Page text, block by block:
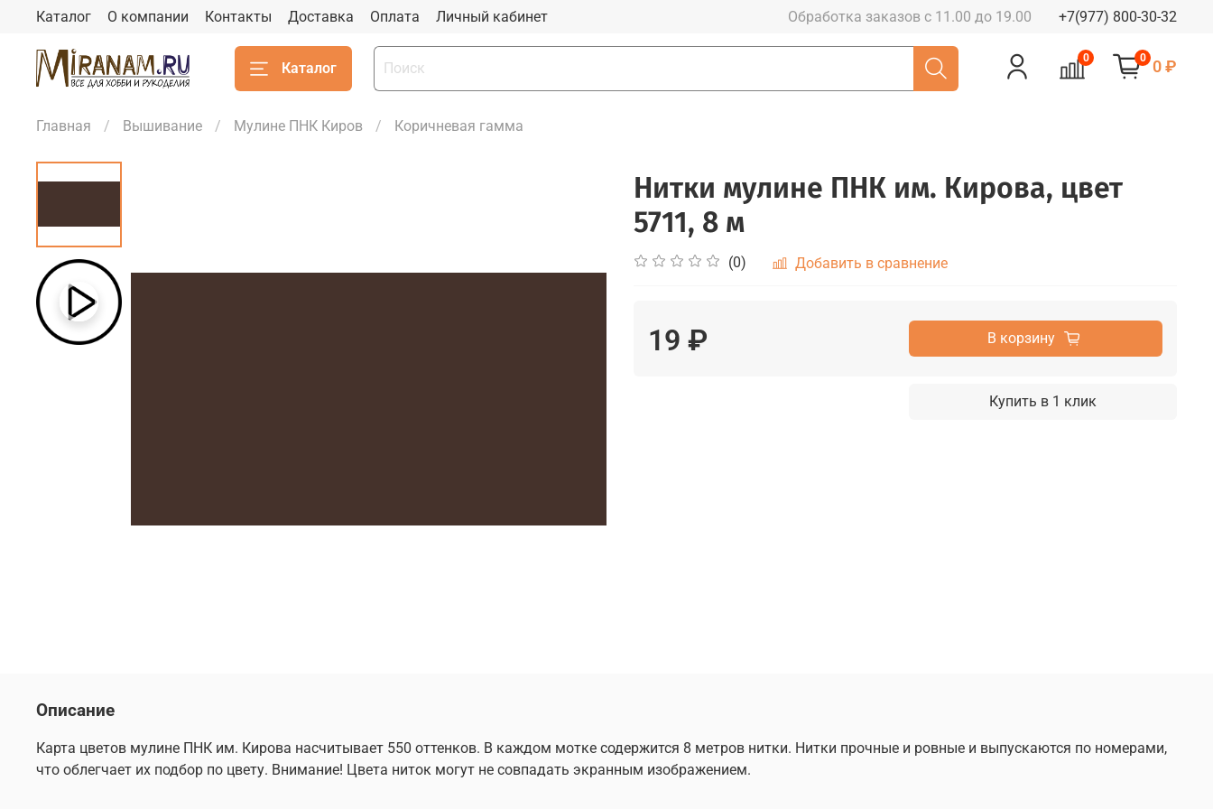
Каталог О компании Контакты Доставка Оплата Личный кабинет Обработка заказов с 11.00 до 19.00 +7(977) 800-30-32
Каталог
0 0 0 ₽
Главная Вышивание Мулине ПНК Киров Коричневая гамма
Нитки мулине ПНК им. Кирова, цвет
5711, 8 м
(0) Добавить в сравнение
19 ₽ В корзину
Купить в 1 клик
Описание
Карта цветов мулине ПНК им. Кирова насчитывает 550 оттенков. В каждом мотке содержится 8 метров нитки. Нитки прочные и ровные и выпускаются по номерами,
что облегчает их подбор по цвету. Внимание! Цвета ниток могут не совпадать экранным изображением.